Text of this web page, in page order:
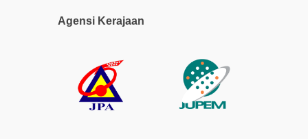
Agensi Kerajaan